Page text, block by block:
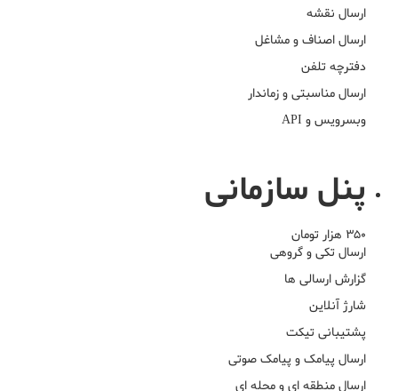
ارسال نقشه
ارسال اصناف و مشاغل
دفترچه تلفن
ارسال مناسبتی و زماندار
وبسرویس و API
پنل سازمانی
350 هزار تومان
ارسال تکی و گروهی
گزارش ارسالی ها
شارژ آنلاین
پشتیبانی تیکت
ارسال پیامک و پیامک صوتی
ارسال منطقه ای و محله ای